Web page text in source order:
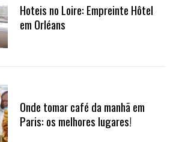
Hoteis no Loire: Empreinte Hôtel
em Orléans
Onde tomar café da manhã em
Paris: os melhores lugares!